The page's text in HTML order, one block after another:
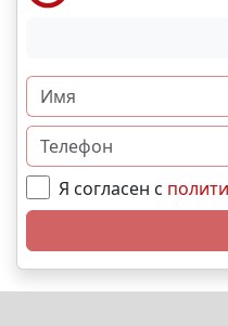
Я согласен с